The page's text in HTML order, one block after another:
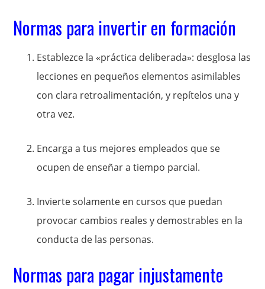
Normas para invertir en formación
Establezce la «práctica deliberada»: desglosa las
lecciones en pequeños elementos asimilables
con clara retroalimentación, y repítelos una y
otra vez.
Encarga a tus mejores empleados que se
ocupen de enseñar a tiempo parcial.
Invierte solamente en cursos que puedan
provocar cambios reales y demostrables en la
conducta de las personas.
Normas para pagar injustamente